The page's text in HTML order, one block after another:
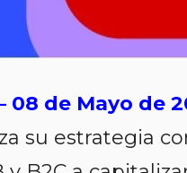
08 de Mayo de
su estrategia